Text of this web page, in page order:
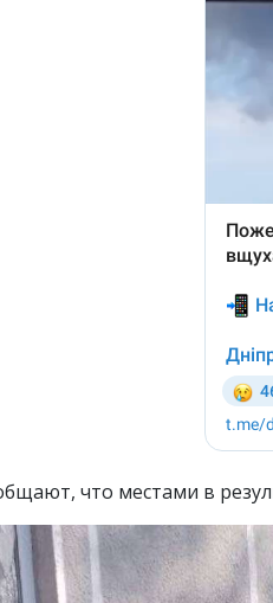
что местами в